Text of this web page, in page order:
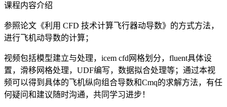
课程内容介绍
参照论文《利用 CFD 技术计算飞行器动导数》的方式方法，
进行飞机动导数的计算；
视频包括模型建立与处理，icem cfd网格划分，fluent具体设
置，滑移网格处理，UDF编写，数据拟合处理等；通过本视
频可以得到具体的飞机纵向组合导数和Cmq的求解方法，有任
何疑问和建议随时沟通，共同学习进步！